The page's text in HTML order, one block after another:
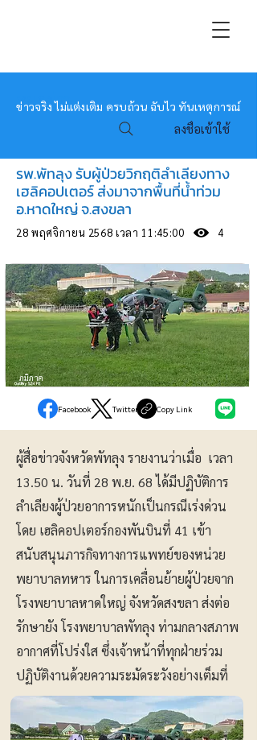
หมอข่าว
ข่าวจริง ไม่แต่งเติม ครบถ้วน ฉับไว ทันเหตุการณ์
ลงชื่อเข้าใช้
รพ.พัทลุง รับผู้ป่วยวิกฤติลำเลียงทาง
เฮลิคอปเตอร์ ส่งมาจากพื้นที่น้ำท่วม
อ.หาดใหญ่ จ.สงขลา
28 พฤศจิกายน 2568 เวลา 11:45:00 4
ภูมิภาค
Facebook Twitter Copy Link
ผู้สื่อข่าวจังหวัดพัทลุง รายงานว่าเมื่อ เวลา
13.50 น. วันที่ 28 พ.ย. 68 ได้มีปฏิบัติการ
ลำเลียงผู้ป่วยอาการหนักเป็นกรณีเร่งด่วน
โดย เฮลิคอปเตอร์กองพันบินที่ 41 เข้า
สนับสนุนภารกิจทางการแพทย์ของหน่วย
พยาบาลทหาร ในการเคลื่อนย้ายผู้ป่วยจาก
โรงพยาบาลหาดใหญ่ จังหวัดสงขลา ส่งต่อ
รักษายัง โรงพยาบาลพัทลุง ท่ามกลางสภาพ
อากาศที่โปร่งใส ซึ่งเจ้าหน้าที่ทุกฝ่ายร่วม
ปฏิบัติงานด้วยความระมัดระวังอย่างเต็มที่